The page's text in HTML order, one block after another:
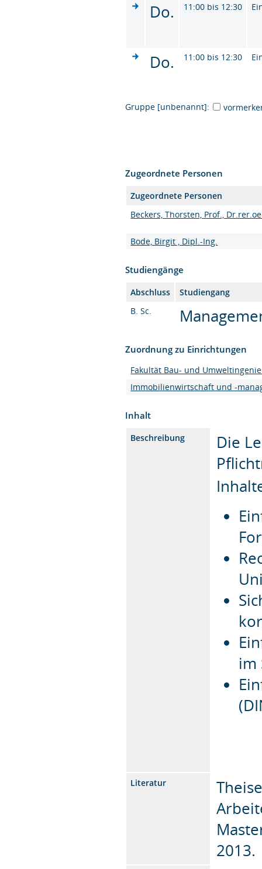
Do. 11:00 bis 12:30
Do. 11:00 bis 12:30
Gruppe [unbenannt]:
Zugeordnete Personen
Zugeordnete Personen
Beckers, Thorsten, Prof.,
Bode, Birgit , Dipl.-Ing.
Studiengänge
Abschluss
Studiengang
B. Sc.
Zuordnung zu Einrichtungen
Fakultät Bau- und
Immobilienwirtschaft und -
Inhalt
Beschreibung
Die
im
Literatur
2013.